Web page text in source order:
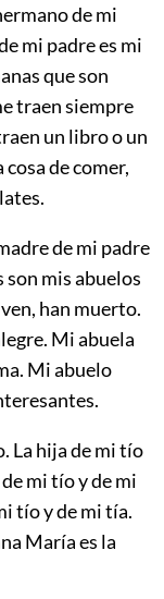
de mi
mi padre es mi
que son
traen siempre
un libro o un
de comer,
de mi padre
son mis abuelos
han muerto.
Mi abuela
Mi abuelo
La hija de mi tío
mi tío y de mi
tío y de mi tía.
María es la